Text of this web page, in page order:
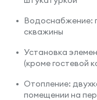
Водоснабжение:
скважины
Установка
(кроме гостевой
Отопление:
помещении на